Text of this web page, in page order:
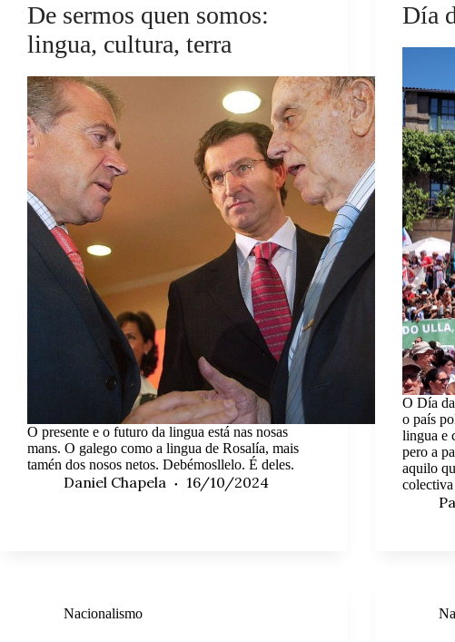
De sermos quen somos:
lingua, cultura, terra
O presente e o futuro da lingua está nas nosas
mans. O galego como a lingua de Rosalía, mais
tamén dos nosos netos. Debémosllelo. É deles.
Daniel Chapela 16/10/2024
Día
O Día
o país
lingua e
pero a
aquilo
Nacionalismo